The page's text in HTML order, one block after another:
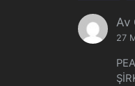
Av
27